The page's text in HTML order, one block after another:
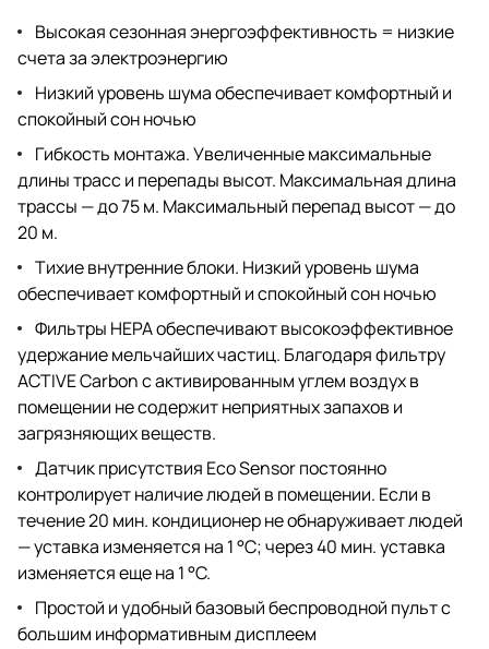
Высокая сезонная энергоэффективность = низкие
счета за электроэнергию
Низкий уровень шума обеспечивает комфортный и
спокойный сон ночью
Гибкость монтажа. Увеличенные максимальные
длины трасс и перепады высот. Максимальная длина
трассы — до 75 м. Максимальный перепад высот — до
20 м.
Тихие внутренние блоки. Низкий уровень шума
обеспечивает комфортный и спокойный сон ночью
Фильтры HEPA обеспечивают высокоэффективное
удержание мельчайших частиц. Благодаря фильтру
ACTIVE Carbon с активированным углем воздух в
помещении не содержит неприятных запахов и
загрязняющих веществ.
Датчик присутствия Eco Sensor постоянно
контролирует наличие людей в помещении. Если в
течение 20 мин. кондиционер не обнаруживает людей
— уставка изменяется на 1 °C; через 40 мин. уставка
изменяется еще на 1 °C.
Простой и удобный базовый беспроводной пульт с
большим информативным дисплеем